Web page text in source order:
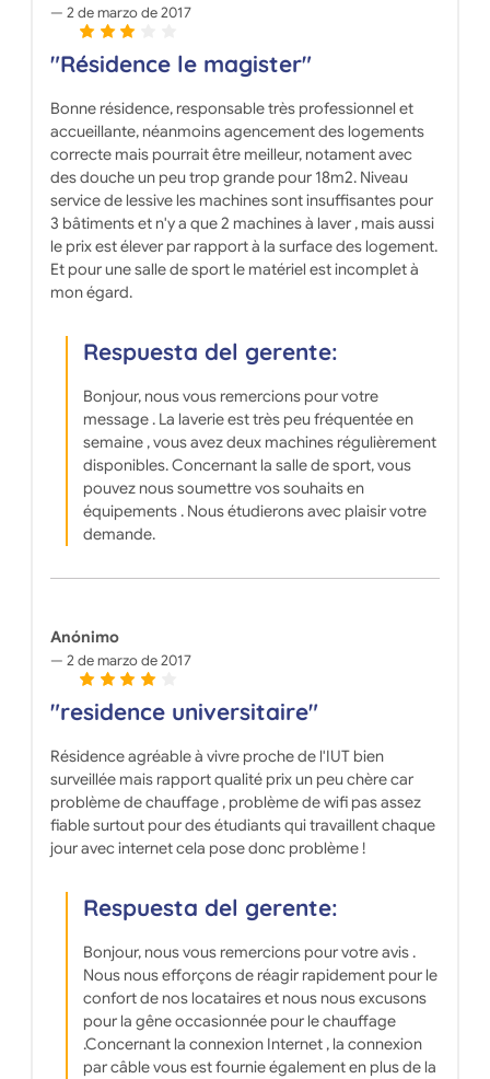
2 de marzo de 2017
"Résidence le magister"
Bonne résidence, responsable très professionnel et
accueillante, néanmoins agencement des logements
correcte mais pourrait être meilleur, notament avec
des douche un peu trop grande pour 18m2. Niveau
service de lessive les machines sont insuffisantes pour
3 bâtiments et n'y a que 2 machines à laver , mais aussi
le prix est élever par rapport à la surface des logement.
Et pour une salle de sport le matériel est incomplet à
mon égard.
Respuesta del gerente:
Bonjour, nous vous remercions pour votre
message . La laverie est très peu fréquentée en
semaine , vous avez deux machines régulièrement
disponibles. Concernant la salle de sport, vous
pouvez nous soumettre vos souhaits en
équipements . Nous étudierons avec plaisir votre
demande.
Anónimo
2 de marzo de 2017
"residence universitaire"
Résidence agréable à vivre proche de l'IUT bien
surveillée mais rapport qualité prix un peu chère car
problème de chauffage , problème de wifi pas assez
fiable surtout pour des étudiants qui travaillent chaque
jour avec internet cela pose donc problème !
Respuesta del gerente:
Bonjour, nous vous remercions pour votre avis .
Nous nous efforçons de réagir rapidement pour le
confort de nos locataires et nous nous excusons
pour la gêne occasionnée pour le chauffage
.Concernant la connexion Internet , la connexion
par câble vous est fournie également en plus de la